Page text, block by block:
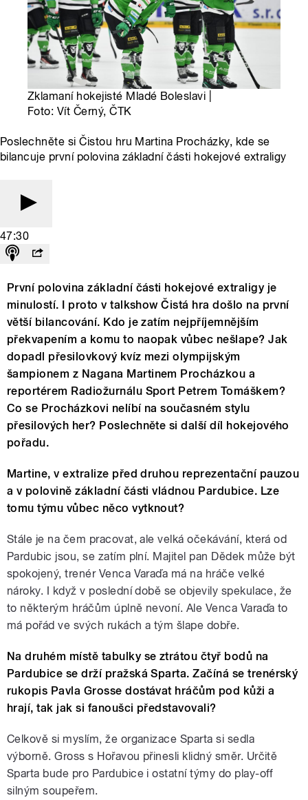
Zklamaní hokejisté Mladé Boleslavi |
Foto: Vít Černý, ČTK
Poslechněte si Čistou hru Martina Procházky, kde se
bilancuje první polovina základní části hokejové extraligy
47:30
První polovina základní části hokejové extraligy je
minulostí. I proto v talkshow Čistá hra došlo na první
větší bilancování. Kdo je zatím nejpříjemnějším
překvapením a komu to naopak vůbec nešlape? Jak
dopadl přesilovkový kvíz mezi olympijským
šampionem z Nagana Martinem Procházkou a
reportérem Radiožurnálu Sport Petrem Tomáškem?
Co se Procházkovi nelíbí na současném stylu
přesilových her? Poslechněte si další díl hokejového
pořadu.
Martine, v extralize před druhou reprezentační pauzou
a v polovině základní části vládnou Pardubice. Lze
tomu týmu vůbec něco vytknout?
Stále je na čem pracovat, ale velká očekávání, která od
Pardubic jsou, se zatím plní. Majitel pan Dědek může být
spokojený, trenér Venca Varaďa má na hráče velké
nároky. I když v poslední době se objevily spekulace, že
to některým hráčům úplně nevoní. Ale Venca Varaďa to
má pořád ve svých rukách a tým šlape dobře.
Na druhém místě tabulky se ztrátou čtyř bodů na
Pardubice se drží pražská Sparta. Začíná se trenérský
rukopis Pavla Grosse dostávat hráčům pod kůži a
hrají, tak jak si fanoušci představovali?
Celkově si myslím, že organizace Sparta si sedla
výborně. Gross s Hořavou přinesli klidný směr. Určitě
Sparta bude pro Pardubice i ostatní týmy do play-off
silným soupeřem.